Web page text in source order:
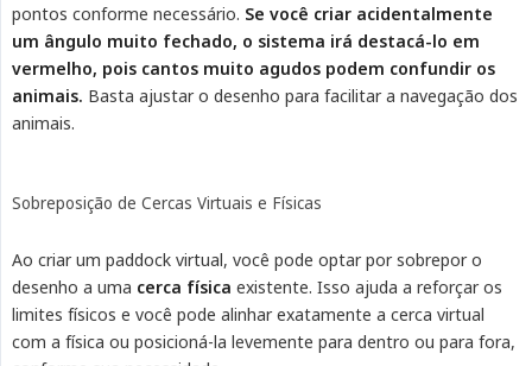
pontos conforme necessário. Se você criar acidentalmente
um ângulo muito fechado, o sistema irá destacá-lo em
vermelho, pois cantos muito agudos podem confundir os
animais. Basta ajustar o desenho para facilitar a navegação dos
animais.
Sobreposição de Cercas Virtuais e Físicas
Ao criar um paddock virtual, você pode optar por sobrepor o
desenho a uma cerca física existente. Isso ajuda a reforçar os
limites físicos e você pode alinhar exatamente a cerca virtual
com a física ou posicioná-la levemente para dentro ou para fora,